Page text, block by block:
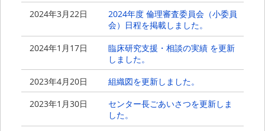
2024年3月22日
2024年度 倫理審査委員会（小委員
会）日程を掲載しました。
2024年1月17日
臨床研究支援・相談の実績 を更新
しました。
2023年4月20日 組織図を更新しました。
2023年1月30日
センター長ごあいさつを更新しま
した。